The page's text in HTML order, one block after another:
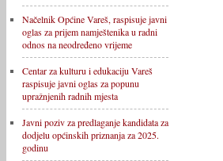
Načelnik Općine Vareš, raspisuje javni
oglas za prijem namještenika u radni
odnos na neodređeno vrijeme
Centar za kulturu i edukaciju Vareš
raspisuje javni oglas za popunu
upražnjenih radnih mjesta
Javni poziv za predlaganje kandidata za
dodjelu općinskih priznanja za 2025.
godinu